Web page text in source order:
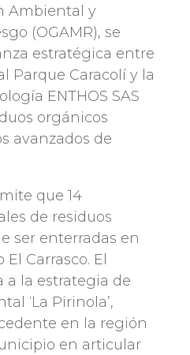
Ambiental y
(OGAMR), se
estratégica entre
Parque Caracolí y la
ENTHOS SAS
orgánicos
avanzados de
que 14
de residuos
ser enterradas en
Carrasco. El
a la estrategia de
‘La Pirinola’,
en la región
en articular